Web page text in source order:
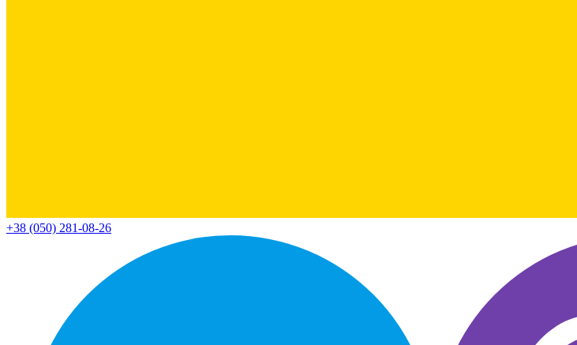
+38 (050) 281-08-26